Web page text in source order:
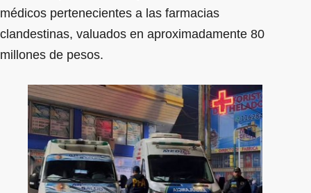
médicos pertenecientes a las farmacias
clandestinas, valuados en aproximadamente 80
millones de pesos.